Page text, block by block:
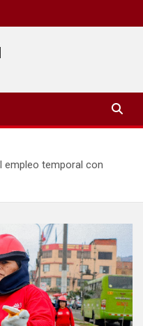
empleo temporal con